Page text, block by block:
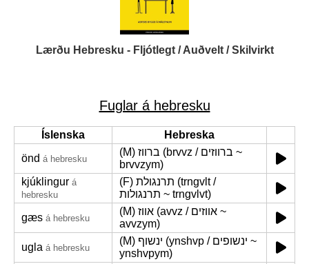
Lærðu Hebresku - Fljótlegt / Auðvelt / Skilvirkt
Fuglar á hebresku
Íslenska
Hebreska
önd á hebresku
(M) ברווז (brvvz / ברווזים ~
brvvzym)
kjúklingur á
hebresku
(F) תרנגולת (trngvlt /
תרנגולות ~ trngvlvt)
gæs á hebresku
(M) אווז (avvz / אווזים ~
avvzym)
ugla á hebresku
(M) ינשוף (ynshvp / ינשופים ~
ynshvpym)